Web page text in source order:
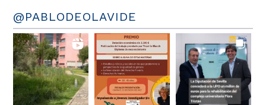
@PABLODEOLAVIDE